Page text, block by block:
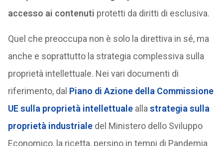
accesso ai contenuti protetti da diritti di esclusiva.
Quel che preoccupa non è solo la direttiva in sé, ma
anche e soprattutto la strategia complessiva sulla
proprietà intellettuale. Nei vari documenti di
riferimento, dal Piano di Azione della Commissione
UE sulla proprietà intellettualealla strategia sulla
proprietà industrialedel Ministero dello Sviluppo
Economico, la ricetta, persino in tempi di Pandemia